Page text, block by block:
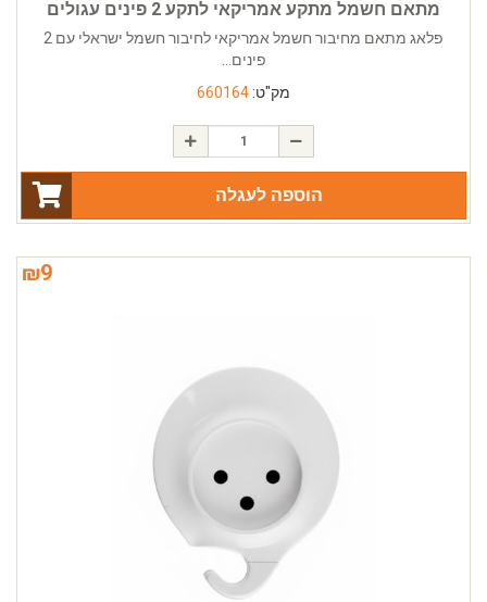
מתאם חשמל מתקע אמריקאי לתקע 2 פינים עגולים
פלאג מתאם מחיבור חשמל אמריקאי לחיבור חשמל ישראלי עם 2
פינים...
מק"ט: 660164
הוספה לעגלה
₪9